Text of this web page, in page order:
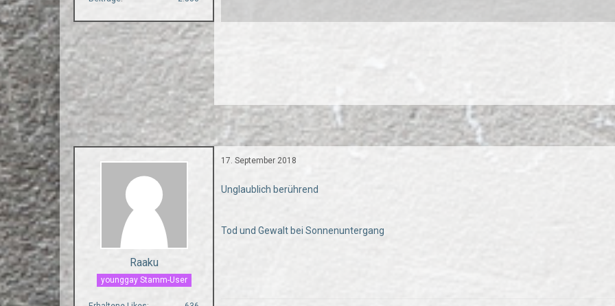
Raaku
younggay Stamm-User
17. September 2018
Unglaublich berührend
Tod und Gewalt bei Sonnenuntergang